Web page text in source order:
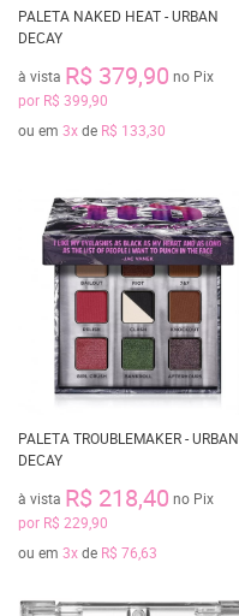
PALETA NAKED HEAT - URBAN
DECAY
à vista R$ 379,90 no Pix
por R$ 399,90
ou em 3xde R$ 133,30
PALETA TROUBLEMAKER - URBAN
DECAY
à vista R$ 218,40 no Pix
por R$ 229,90
ou em 3xde R$ 76,63